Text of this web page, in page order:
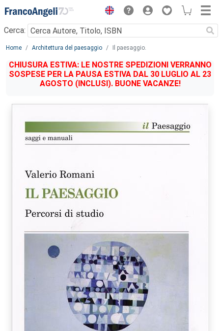
Menu
Cerca:
Main content
Home Architettura del paesaggio Il paesaggio.
CHIUSURA ESTIVA: LE NOSTRE SPEDIZIONI VERRANNO
SOSPESE PER LA PAUSA ESTIVA DAL 30 LUGLIO AL 23
AGOSTO (INCLUSI). BUONE VACANZE!